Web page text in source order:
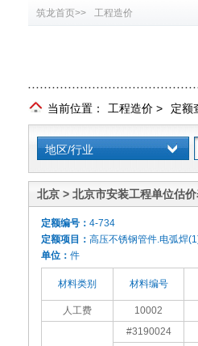
筑龙首页>> 工程造价
当前位置： 工程造价 > 定额
地区/行业
北京 > 北京市安装工程单位估价
定额编号： 4-734
定额项目： 高压不锈钢管件.电弧焊
单位： 件
材料类别 材料编号
人工费 10002
#3190024